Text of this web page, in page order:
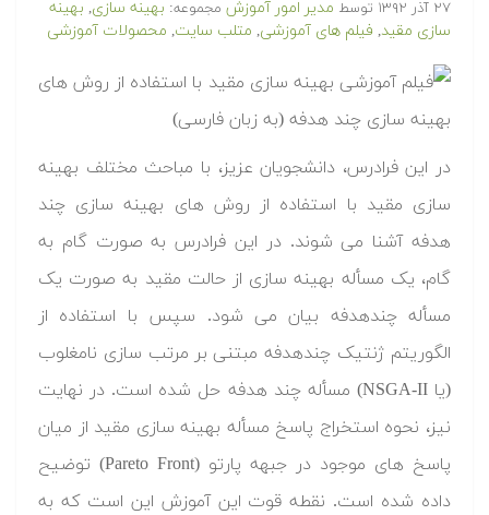
۲۷ آذر ۱۳۹۲ توسط مدیر امور آموزش مجموعه: بهینه سازی, بهینه
سازی مقید, فیلم های آموزشی, متلب سایت, محصولات آموزشی
در این فرادرس، دانشجویان عزیز، با مباحث مختلف بهینه
سازی مقید با استفاده از روش های بهینه سازی چند
هدفه آشنا می شوند. در این فرادرس به صورت گام به
گام، یک مسأله بهینه سازی از حالت مقید به صورت یک
مسأله چندهدفه بیان می شود. سپس با استفاده از
الگوریتم ژنتیک چندهدفه مبتنی بر مرتب سازی نامغلوب
(یا NSGA-II) مسأله چند هدفه حل شده است. در نهایت
نیز، نحوه استخراج پاسخ مسأله بهینه سازی مقید از میان
پاسخ های موجود در جبهه پارتو (Pareto Front) توضیح
داده شده است. نقطه قوت این آموزش این است که به